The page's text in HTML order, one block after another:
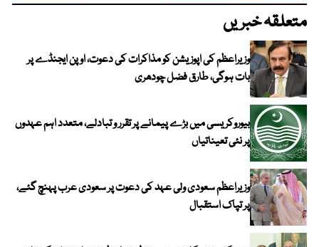
متعلقہ خبریں
وزیراعظم کی اپوزیشن کو مذاکرات کی دعوت، اوپن ایجنڈے پر
بات ہوگی، طارق فضل چودھری
بیوروکریسی میں بڑے پیمانے پر تقرر و تبادلے، متعدد اہم عہدوں
پر نئی تعیناتیاں
وزیراعظم سعودی ولی عہد کی دعوت پر سعودی عرب پہنچ گئے،
پر تپاک استقبال